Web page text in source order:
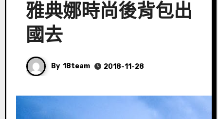
雅典娜時尚後背包出
國去
By 18team 2018-11-28